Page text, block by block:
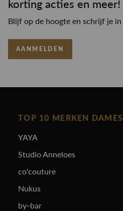
korting acties en meer!
Blijf op de hoogte en schrijf je
AANMELDEN
TOP 10 MERKEN DAMES
YAYA
Studio Anneloes
co'couture
Nukus
by-bar